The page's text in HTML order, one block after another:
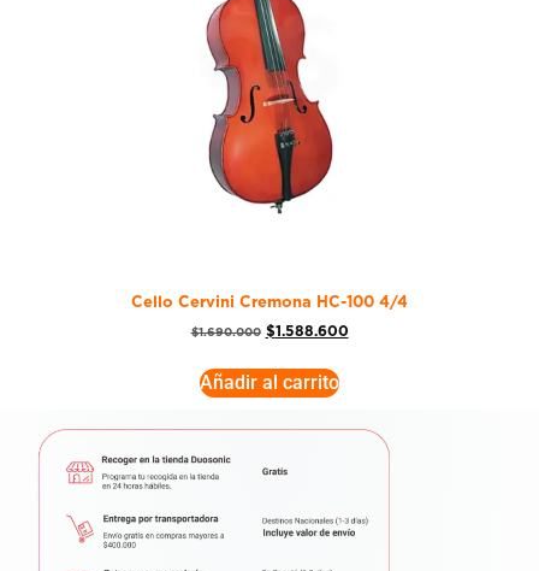
Cello Cervini Cremona HC-100 4/4
$1.690.000 $1.588.600
Añadir al carrito